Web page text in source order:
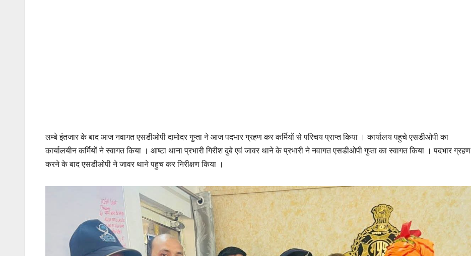
लम्बे इंतजार के बाद आज नवागत एसडीओपी दामोदर गुप्ता ने आज पदभार ग्रहण कर कर्मियों से परिचय प्राप्त किया । कार्यालय पहुचे एसडीओपी का
कार्यालयीन कर्मियों ने स्वागत किया । आष्टा थाना प्रभारी गिरीश दुबे एवं जावर थाने के प्रभारी ने नवागत एसडीओपी गुप्ता का स्वागत किया । पदभार ग्रहण
करने के बाद एसडीओपी ने जावर थाने पहुच कर निरीक्षण किया ।